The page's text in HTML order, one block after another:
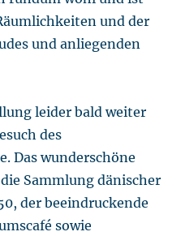
und der
und anliegenden
leider bald weiter
des
Das wunderschöne
Sammlung dänischer
der beeindruckende
sowie